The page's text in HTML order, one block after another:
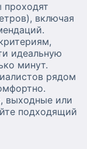
проходят
включая
идеальную
минут.
рядом
выходные или
подходящий